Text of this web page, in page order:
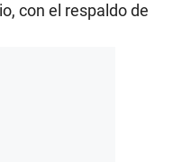
con el respaldo de